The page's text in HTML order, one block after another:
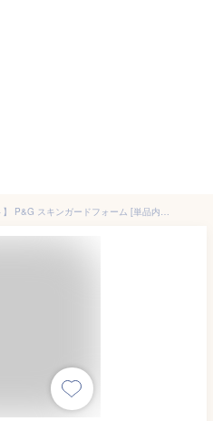
＼レビュー特典有／【5個セット】 P&G スキンガードフォーム [単品内容量/1本] | ジレット メンズ シェービングフォーム スキンガード アロエ 敏感肌用 泡タイプ 髭剃り カミソリ メンズシェービング 安全剃刀 肌に優しい シェービング剤 泡状シェービング